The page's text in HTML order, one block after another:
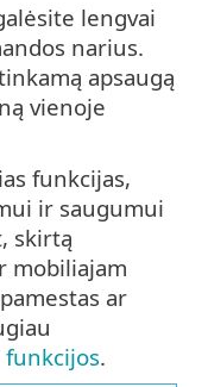
lengvai
narius.
apsaugą
vienoje
funkcijas,
ir saugumui
skirtą
mobiliajam
ar
funkcijos.